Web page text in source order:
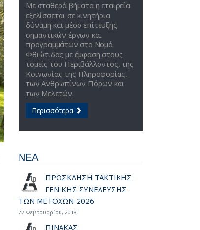
Με σταθερά βήματα η εταιρεία
εξελίσσεται σε κινητήρια
δύναμη και μέσο επίτευξης
σημαντικών έργων και
προγραμμάτων στο Νομό
Φθιώτιδας με έμφαση στους
τομείς του Περιβάλλοντος, της
Κοινωνίας της Πληροφορίας,
των Ανθρωπίνων Πόρων και
των Μελετών.
Περισσότερα
ΝΕΑ
ΠΡΟΣΚΛΗΣΗ ΤΑΚΤΙΚΗΣ
ΓΕΝΙΚΗΣ ΣΥΝΕΛΕΥΣΗΣ
ΤΩΝ ΜΕΤΟΧΩΝ-2026
27 Φεβρουαρίου, 2018
ΠΙΝΑΚΑΣ